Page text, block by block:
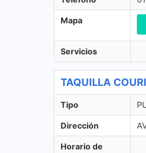
Mapa
Servicios
TAQUILLA
Tipo
Dirección
Horario de